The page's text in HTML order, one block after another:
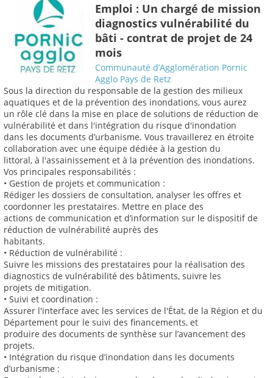
Emploi : Un chargé de mission
diagnostics vulnérabilité du
bâti - contrat de projet de 24
mois
Communauté d’Agglomération Pornic
Agglo Pays de Retz
Sous la direction du responsable de la gestion des milieux
aquatiques et de la prévention des inondations, vous aurez
un rôle clé dans la mise en place de solutions de réduction de
vulnérabilité et dans l'intégration du risque d'inondation
dans les documents d’urbanisme. Vous travaillerez en étroite
collaboration avec une équipe dédiée à la gestion du
littoral, à l'assainissement et à la prévention des inondations.
Vos principales responsabilités :
• Gestion de projets et communication :
Rédiger les dossiers de consultation, analyser les offres et
coordonner les prestataires. Mettre en place des
actions de communication et d’information sur le dispositif de
réduction de vulnérabilité auprès des
habitants.
• Réduction de vulnérabilité :
Suivre les missions des prestataires pour la réalisation des
diagnostics de vulnérabilité des bâtiments, suivre les
projets de mitigation.
• Suivi et coordination :
Assurer l'interface avec les services de l'État, de la Région et du
Département pour le suivi des financements, et
produire des documents de synthèse sur l’avancement des
projets.
• Intégration du risque d’inondation dans les documents
d’urbanisme :